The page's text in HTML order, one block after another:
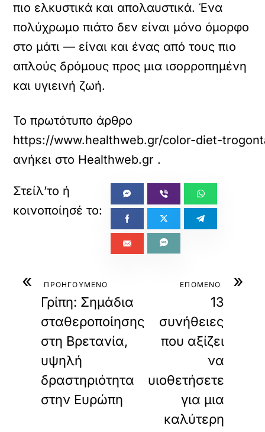
πιο ελκυστικά και απολαυστικά. Ένα
πολύχρωμο πιάτο δεν είναι μόνο όμορφο
στο μάτι — είναι και ένας από τους πιο
απλούς δρόμους προς μια ισορροπημένη
και υγιεινή ζωή.
Το πρωτότυπο άρθρο
https://www.healthweb.gr/color-diet-
ανήκει στο Healthweb.gr .
« ΠΡΟΗΓΟΥΜΕΝΟ
Γρίπη: Σημάδια
σταθεροποίησης
στη Βρετανία,
υψηλή
δραστηριότητα
στην Ευρώπη
»
ΕΠΟΜΕΝΟ
13
συνήθειες
που αξίζει
να
υιοθετήσετε
για μια
καλύτερη